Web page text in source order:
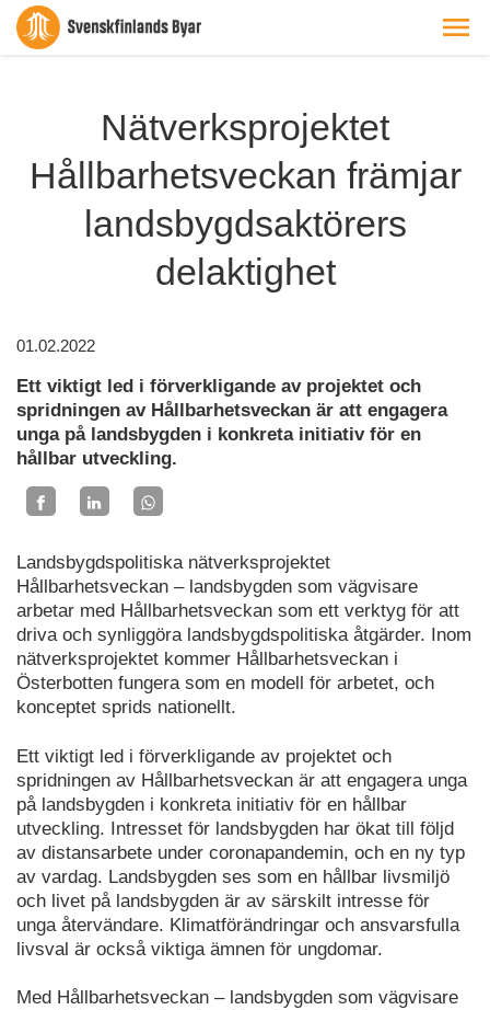
Nätverksprojektet
Hållbarhetsveckan främjar
landsbygdsaktörers
delaktighet
01.02.2022
Ett viktigt led i förverkligande av projektet och
spridningen av Hållbarhetsveckan är att engagera
unga på landsbygden i konkreta initiativ för en
hållbar utveckling.
Landsbygdspolitiska nätverksprojektet
Hållbarhetsveckan – landsbygden som vägvisare
arbetar med Hållbarhetsveckan som ett verktyg för att
driva och synliggöra landsbygdspolitiska åtgärder. Inom
nätverksprojektet kommer Hållbarhetsveckan i
Österbotten fungera som en modell för arbetet, och
konceptet sprids nationellt.
Ett viktigt led i förverkligande av projektet och
spridningen av Hållbarhetsveckan är att engagera unga
på landsbygden i konkreta initiativ för en hållbar
utveckling. Intresset för landsbygden har ökat till följd
av distansarbete under coronapandemin, och en ny typ
av vardag. Landsbygden ses som en hållbar livsmiljö
och livet på landsbygden är av särskilt intresse för
unga återvändare. Klimatförändringar och ansvarsfulla
livsval är också viktiga ämnen för ungdomar.
Med Hållbarhetsveckan – landsbygden som vägvisare